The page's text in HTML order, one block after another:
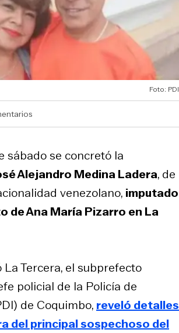
Foto: PDI
sábado se concretó la
Alejandro Medina Ladera, de
venezolano, imputado
de Ana María Pizarro en La
La Tercera, el subprefecto
policial de la Policía de
de Coquimbo, reveló detalles
del principal sospechoso del